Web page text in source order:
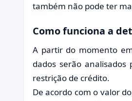
também não pode ter
Como funciona a
A partir do momento
dados serão
restrição de crédito.
De acordo com o valor